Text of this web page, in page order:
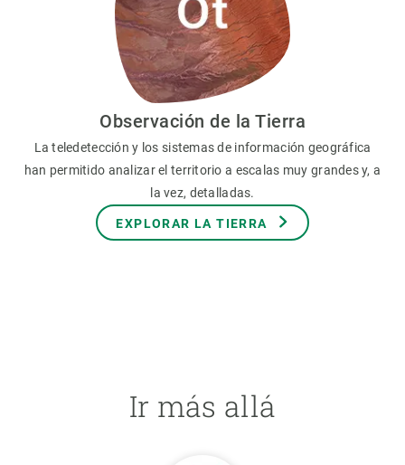
Observación de la Tierra
La teledetección y los sistemas de información geográfica
han permitido analizar el territorio a escalas muy grandes y, a
la vez, detalladas.
EXPLORAR LA TIERRA
Ir más allá